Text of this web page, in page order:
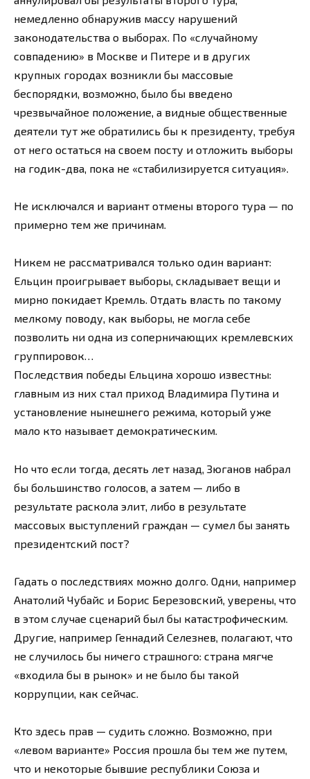
немедленно обнаружив массу нарушений
законодательства о выборах. По «случайному
совпадению» в Москве и Питере и в других
крупных городах возникли бы массовые
беспорядки, возможно, было бы введено
чрезвычайное положение, а видные общественные
деятели тут же обратились бы к президенту, требуя
от него остаться на своем посту и отложить выборы
на годик-два, пока не «стабилизируется ситуация».
Не исключался и вариант отмены второго тура — по
примерно тем же причинам.
Никем не рассматривался только один вариант:
Ельцин проигрывает выборы, складывает вещи и
мирно покидает Кремль. Отдать власть по такому
мелкому поводу, как выборы, не могла себе
позволить ни одна из соперничающих кремлевских
группировок…
Последствия победы Ельцина хорошо известны:
главным из них стал приход Владимира Путина и
установление нынешнего режима, который уже
мало кто называет демократическим.
Но что если тогда, десять лет назад, Зюганов набрал
бы большинство голосов, а затем — либо в
результате раскола элит, либо в результате
массовых выступлений граждан — сумел бы занять
президентский пост?
Гадать о последствиях можно долго. Одни, например
Анатолий Чубайс и Борис Березовский, уверены, что
в этом случае сценарий был бы катастрофическим.
Другие, например Геннадий Селезнев, полагают, что
не случилось бы ничего страшного: страна мягче
«входила бы в рынок» и не было бы такой
коррупции, как сейчас.
Кто здесь прав — судить сложно. Возможно, при
«левом варианте» Россия прошла бы тем же путем,
что и некоторые бывшие республики Союза и